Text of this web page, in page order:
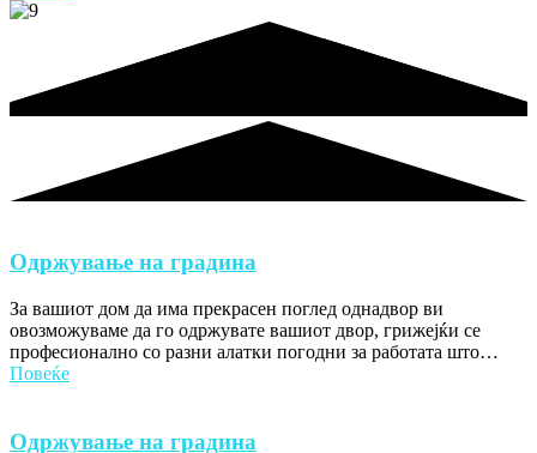
Одржување на градина
За вашиот дом да има прекрасен поглед однадвор ви
овозможуваме да го одржувате вашиот двор, грижејќи се
професионално со разни алатки погодни за работата што…
Повеќе
Одржување на градина